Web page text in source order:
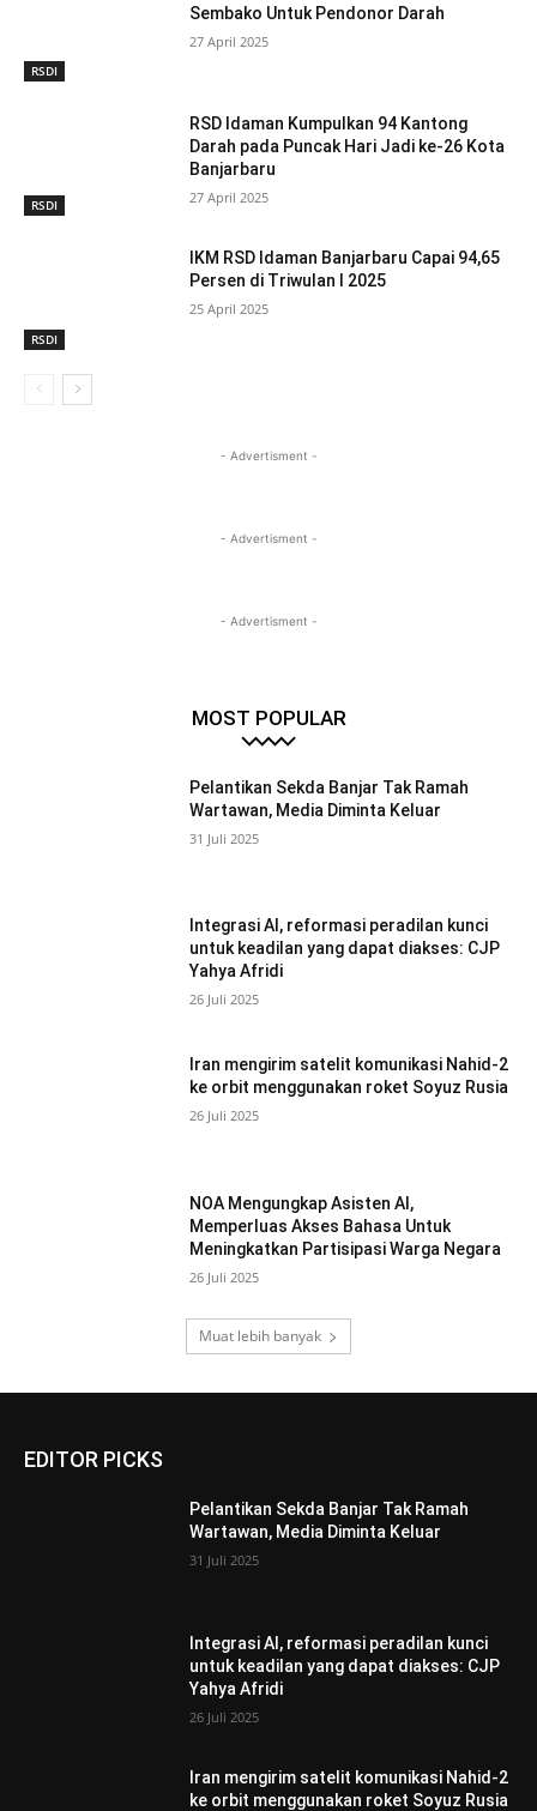
RSDI
Sembako Untuk Pendonor Darah
27 April 2025
RSDI
RSD Idaman Kumpulkan 94 Kantong
Darah pada Puncak Hari Jadi ke-26 Kota
Banjarbaru
27 April 2025
RSDI
IKM RSD Idaman Banjarbaru Capai 94,65
Persen di Triwulan I 2025
25 April 2025
- Advertisment -
- Advertisment -
- Advertisment -
MOST POPULAR
Pelantikan Sekda Banjar Tak Ramah
Wartawan, Media Diminta Keluar
31 Juli 2025
Integrasi AI, reformasi peradilan kunci
untuk keadilan yang dapat diakses: CJP
Yahya Afridi
26 Juli 2025
Iran mengirim satelit komunikasi Nahid-2
ke orbit menggunakan roket Soyuz Rusia
26 Juli 2025
NOA Mengungkap Asisten AI,
Memperluas Akses Bahasa Untuk
Meningkatkan Partisipasi Warga Negara
26 Juli 2025
Muat lebih banyak
EDITOR PICKS
Pelantikan Sekda Banjar Tak Ramah
Wartawan, Media Diminta Keluar
31 Juli 2025
Integrasi AI, reformasi peradilan kunci
untuk keadilan yang dapat diakses: CJP
Yahya Afridi
26 Juli 2025
Iran mengirim satelit komunikasi Nahid-2
ke orbit menggunakan roket Soyuz Rusia